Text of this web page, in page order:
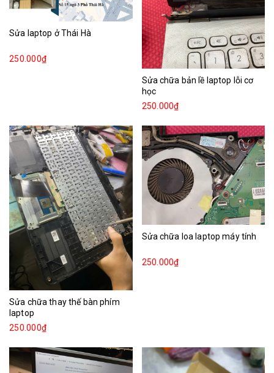
Sửa laptop ở Thái Hà
250.000₫
Sửa chữa bản lề laptop lỗi cơ
học
250.000₫
Sửa chữa thay thế bàn phím
laptop
250.000₫
Sửa chữa loa laptop máy tính
250.000₫